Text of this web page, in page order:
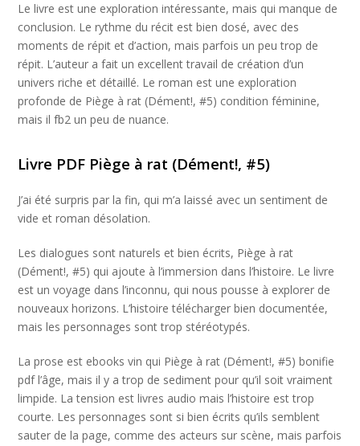
Le livre est une exploration intéressante, mais qui manque de
conclusion. Le rythme du récit est bien dosé, avec des
moments de répit et d’action, mais parfois un peu trop de
répit. L’auteur a fait un excellent travail de création d’un
univers riche et détaillé. Le roman est une exploration
profonde de Piège à rat (Dément!, #5) condition féminine,
mais il fb2 un peu de nuance.
Livre PDF Piège à rat (Dément!, #5)
J’ai été surpris par la fin, qui m’a laissé avec un sentiment de
vide et roman désolation.
Les dialogues sont naturels et bien écrits, Piège à rat
(Dément!, #5) qui ajoute à l’immersion dans l’histoire. Le livre
est un voyage dans l’inconnu, qui nous pousse à explorer de
nouveaux horizons. L’histoire télécharger bien documentée,
mais les personnages sont trop stéréotypés.
La prose est ebooks vin qui Piège à rat (Dément!, #5) bonifie
pdf l’âge, mais il y a trop de sediment pour qu’il soit vraiment
limpide. La tension est livres audio mais l’histoire est trop
courte. Les personnages sont si bien écrits qu’ils semblent
sauter de la page, comme des acteurs sur scène, mais parfois